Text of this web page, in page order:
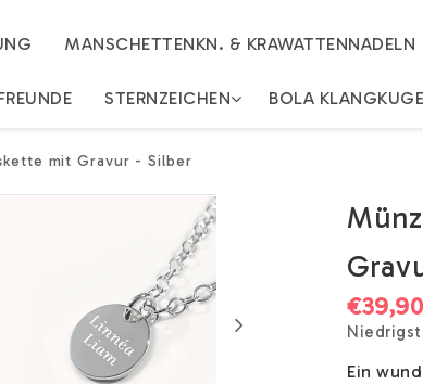
MANSCHETTENKN. & KRAWATTENNADELN
STERNZEICHEN BOLA
mit Gravur - Silber
€39,90
Ein